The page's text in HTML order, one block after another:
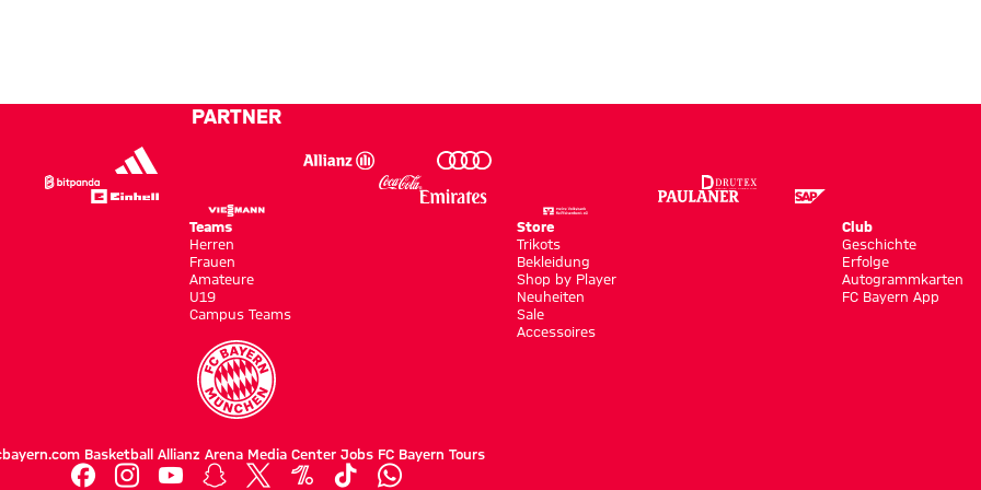
Jeju SK
2:1
PARTNER
Teams
Herren
Frauen
Amateure
U19
Campus Teams
Store
Trikots
Bekleidung
Shop by Player
Neuheiten
Sale
Accessoires
Club
Geschichte
Erfolge
Autogrammkarten
FC Bayern App
Basketball Allianz Arena Media Center Jobs FC Bayern Tours